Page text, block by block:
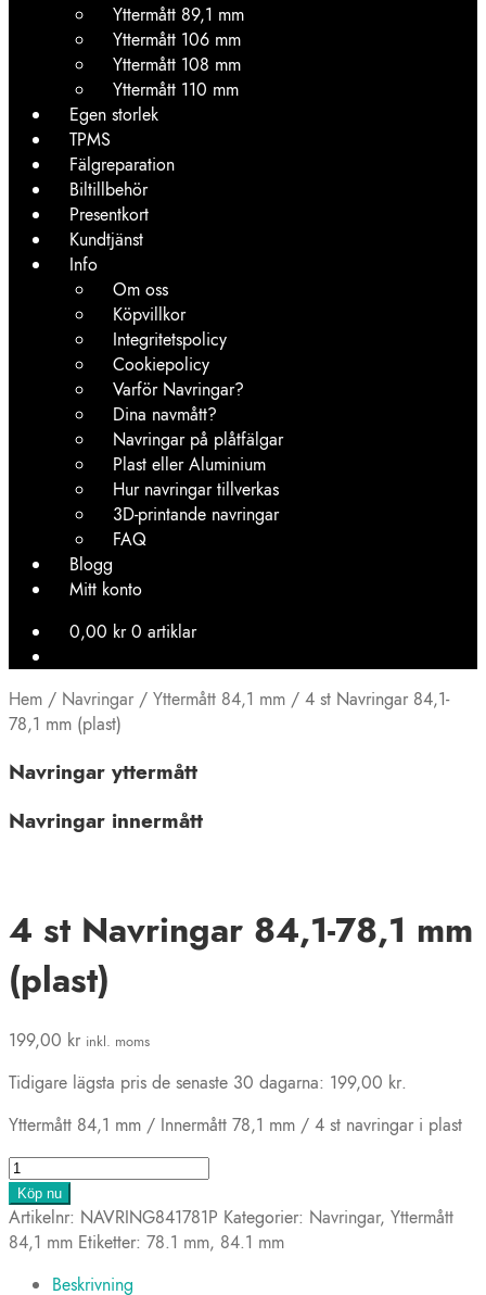
Yttermått 89,1 mm
Yttermått 106 mm
Yttermått 108 mm
Yttermått 110 mm
Egen storlek
TPMS
Fälgreparation
Biltillbehör
Presentkort
Kundtjänst
Info
Om oss
Köpvillkor
Integritetspolicy
Cookiepolicy
Varför Navringar?
Dina navmått?
Navringar på plåtfälgar
Plast eller Aluminium
Hur navringar tillverkas
3D-printande navringar
FAQ
Blogg
Mitt konto
0,00 kr 0 artiklar
Hem / Navringar/ Yttermått 84,1 mm / 4 st Navringar 84,1-
78,1 mm (plast)
4 st Navringar 84,1-78,1 mm
(plast)
199,00 kr inkl. moms
Tidigare lägsta pris de senaste 30 dagarna: 199,00 kr.
Yttermått 84,1 mm / Innermått 78,1 mm / 4 st navringar i plast
4
Navringar
84,1-
Köp nu
Artikelnr: NAVRING841781P Kategorier: Navringar, Yttermått
84,1 mm Etiketter: 78.1 mm, 84.1 mm
Beskrivning
Navringar yttermått
Navringar innermått